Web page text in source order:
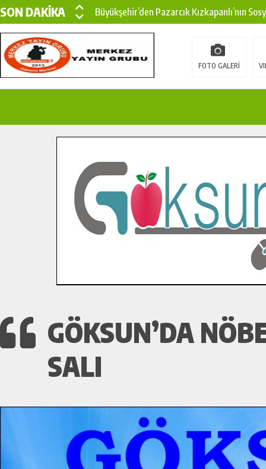
SON DAKİKA
Büyükşehir’den Pazarcık Kızkapanlı’nın
Büyükşehir’den Pazarcık Kırsalına Modern
Çin’den KSÜ’ye Uluslararası Başarı:
İlçe Jandarma Komutanı Karakaya’dan
Bertiz’in Yeni Köprüsünde Sona Doğru.
FOTO GALERİ
GÖKSUN’DA
SALI